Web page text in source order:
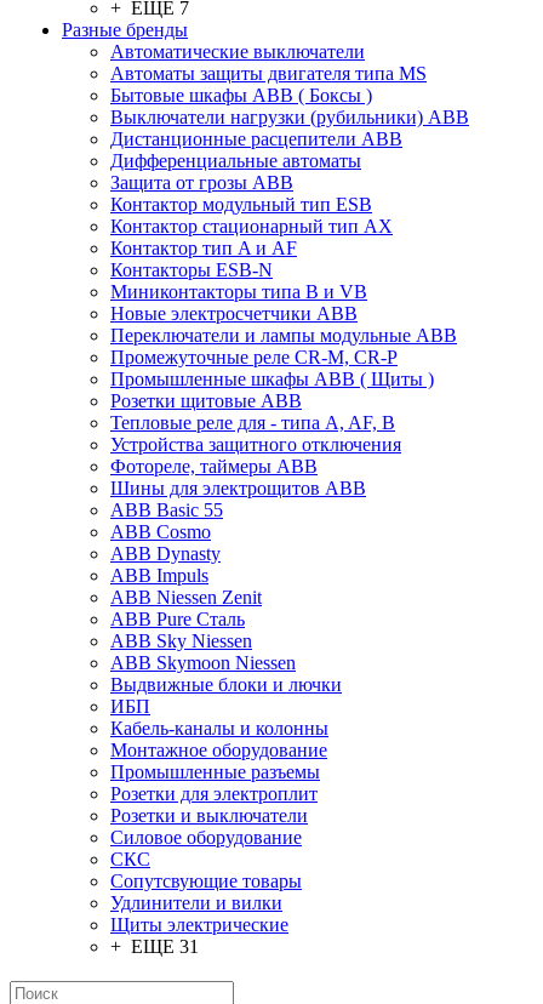
+ ЕЩЕ 7
Разные бренды
Автоматические выключатели
Автоматы защиты двигателя типа MS
Бытовые шкафы ABB ( Боксы )
Выключатели нагрузки (рубильники) ABB
Дистанционные расцепители ABB
Дифференциальные автоматы
Защита от грозы ABB
Контактор модульный тип ESB
Контактор стационарный тип AX
Контактор тип A и AF
Контакторы ESB-N
Миниконтакторы типа B и VB
Новые электросчетчики ABB
Переключатели и лампы модульные ABB
Промежуточные реле CR-M, CR-P
Промышленные шкафы ABB ( Щиты )
Розетки щитовые ABB
Тепловые реле для - типа A, AF, B
Устройства защитного отключения
Фотореле, таймеры ABB
Шины для электрощитов АВВ
ABB Basic 55
ABB Cosmo
ABB Dynasty
ABB Impuls
ABB Niessen Zenit
ABB Pure Сталь
ABB Sky Niessen
ABB Skymoon Niessen
Выдвижные блоки и лючки
ИБП
Кабель-каналы и колонны
Монтажное оборудование
Промышленные разъемы
Розетки для электроплит
Розетки и выключатели
Силовое оборудование
СКС
Сопутсвующие товары
Удлинители и вилки
Щиты электрические
+ ЕЩЕ 31